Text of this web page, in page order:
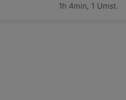
1h 4min, 1 Umst.